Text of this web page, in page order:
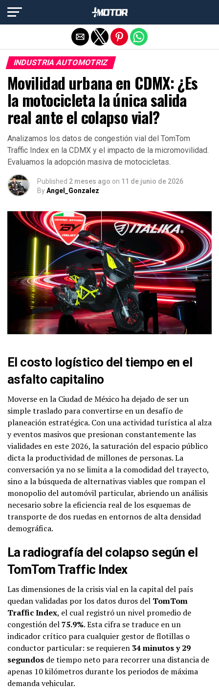
INDUSTRIA AUTOMOTRIZ
Movilidad urbana en CDMX: ¿Es
la motocicleta la única salida
real ante el colapso vial?
Analizamos los datos de congestión vial del TomTom
Traffic Index en la CDMX y el impacto de la micromovilidad.
Evaluamos la adopción masiva de motocicletas.
Published 2 meses ago on 11 de junio de 2026
ByAngel_Gonzalez
El costo logístico del tiempo en el
asfalto capitalino
Moverse en la Ciudad de México ha dejado de ser un
simple traslado para convertirse en un desafío de
planeación estratégica. Con una actividad turística al alza
y eventos masivos que presionan constantemente las
vialidades en este 2026, la saturación del espacio público
dicta la productividad de millones de personas. La
conversación ya no se limita a la comodidad del trayecto,
sino a la búsqueda de alternativas viables que rompan el
monopolio del automóvil particular, abriendo un análisis
necesario sobre la eficiencia real de los esquemas de
transporte de dos ruedas en entornos de alta densidad
demográfica.
La radiografía del colapso según el
TomTom Traffic Index
Las dimensiones de la crisis vial en la capital del país
quedan validadas por los datos duros del TomTom
Traffic Index, el cual registró un nivel promedio de
congestión del75.9%. Esta cifra se traduce en un
indicador crítico para cualquier gestor de flotillas o
conductor particular: se requieren 34 minutos y 29
segundos de tiempo neto para recorrer una distancia de
apenas 10 kilómetros durante los periodos de máxima
demanda vehicular.
Salir de la versión móvil